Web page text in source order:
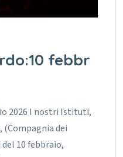
febbr
2026 I nostri Istituti,
(Compagnia dei
10 febbraio,